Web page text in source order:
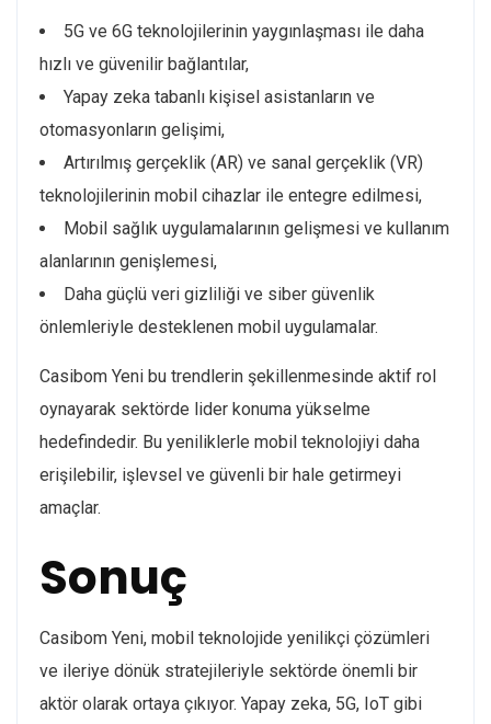
5G ve 6G teknolojilerinin yaygınlaşması ile daha
hızlı ve güvenilir bağlantılar,
Yapay zeka tabanlı kişisel asistanların ve
otomasyonların gelişimi,
Artırılmış gerçeklik (AR) ve sanal gerçeklik (VR)
teknolojilerinin mobil cihazlar ile entegre edilmesi,
Mobil sağlık uygulamalarının gelişmesi ve kullanım
alanlarının genişlemesi,
Daha güçlü veri gizliliği ve siber güvenlik
önlemleriyle desteklenen mobil uygulamalar.
Casibom Yeni bu trendlerin şekillenmesinde aktif rol
oynayarak sektörde lider konuma yükselme
hedefindedir. Bu yeniliklerle mobil teknolojiyi daha
erişilebilir, işlevsel ve güvenli bir hale getirmeyi
amaçlar.
Sonuç
Casibom Yeni, mobil teknolojide yenilikçi çözümleri
ve ileriye dönük stratejileriyle sektörde önemli bir
aktör olarak ortaya çıkıyor. Yapay zeka, 5G, IoT gibi